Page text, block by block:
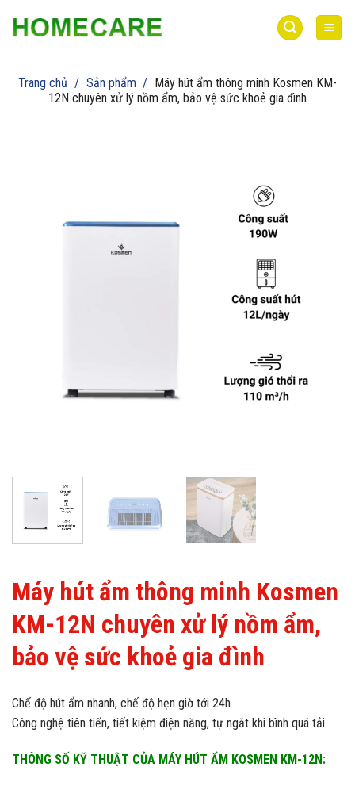
qua
Trang chủ / Sản phẩm / Máy hút ẩm thông minh Kosmen KM-
12N chuyên xử lý nồm ẩm, bảo vệ sức khoẻ gia đình
Máy hút ẩm thông minh Kosmen
KM-12N chuyên xử lý nồm ẩm,
bảo vệ sức khoẻ gia đình
Chế độ hút ẩm nhanh, chế độ hẹn giờ tới 24h
Công nghệ tiên tiến, tiết kiệm điện năng, tự ngắt khi bình quá tải
THÔNG SỐ KỸ THUẬT CỦA MÁY HÚT ẨM KOSMEN KM-12N: